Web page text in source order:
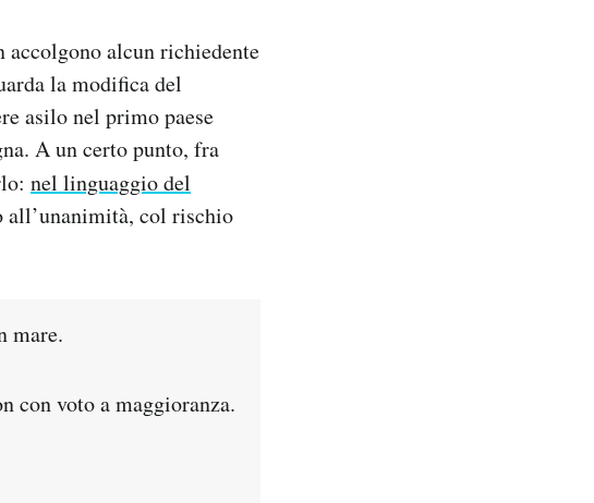
accolgono alcun richiedente
la modifica del
asilo nel primo paese
A un certo punto, fra
nel linguaggio del
all’unanimità, col rischio
mare.
con voto a maggioranza.